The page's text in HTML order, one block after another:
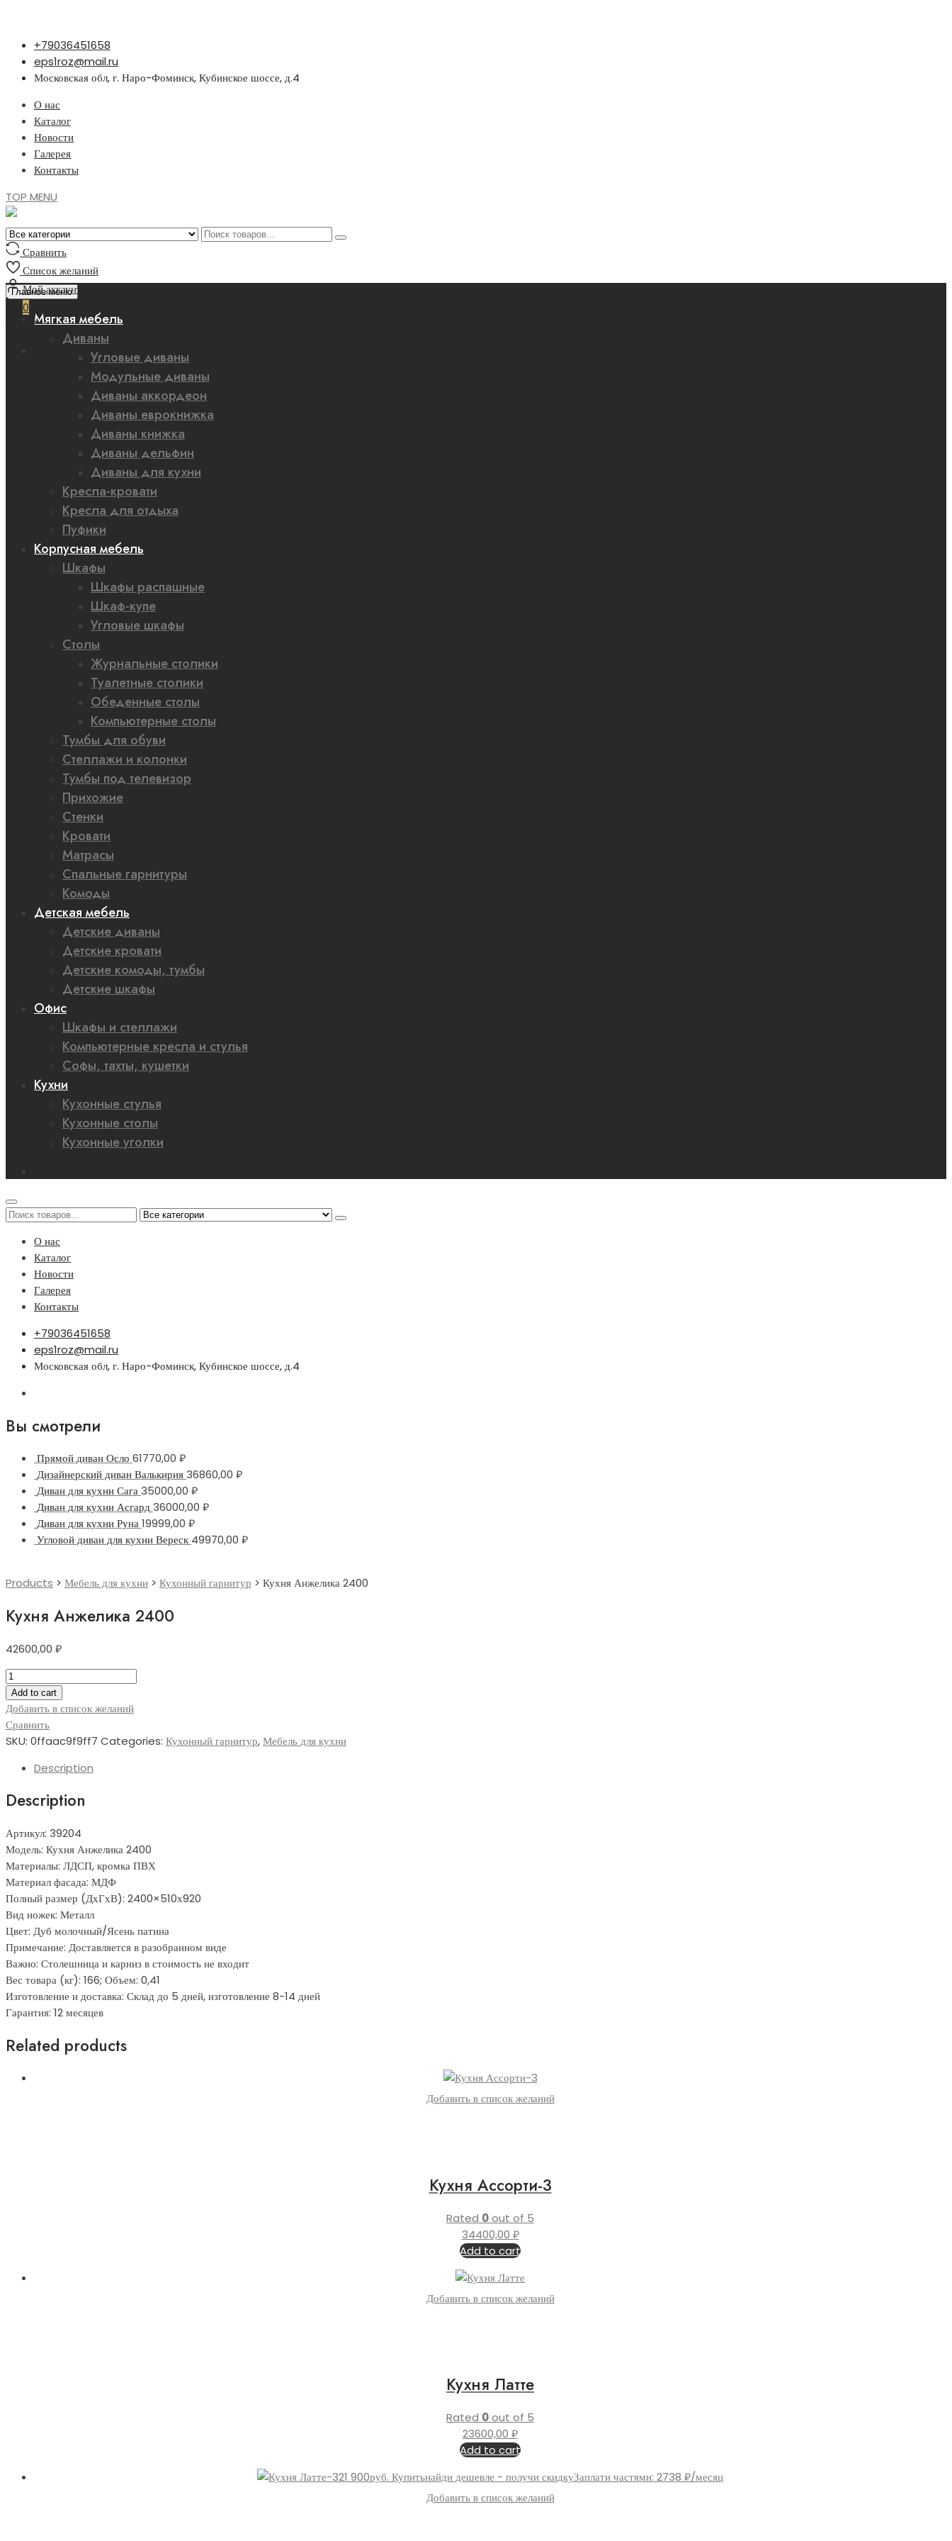
Перейти
содержимому
+79036451658
eps1roz@mail.ru
Московская обл, г. Наро-Фоминск, Кубинское шоссе, д.4
О нас
Каталог
Новости
Галерея
Контакты
TOP MENU
Сравнить
Список желаний
Мой аккаунт
0
0,00 ₽
Главное меню
Мягкая мебель
Диваны
Угловые диваны
Модульные диваны
Диваны аккордеон
Диваны еврокнижка
Диваны книжка
Диваны дельфин
Диваны для кухни
Кресла-кровати
Кресла для отдыха
Пуфики
Корпусная мебель
Шкафы
Шкафы распашные
Шкаф-купе
Угловые шкафы
Столы
Журнальные столики
Туалетные столики
Обеденные столы
Компьютерные столы
Тумбы для обуви
Стеллажи и колонки
Тумбы под телевизор
Прихожие
Стенки
Кровати
Матрасы
Спальные гарнитуры
Комоды
Детская мебель
Детские диваны
Детские кровати
Детские комоды, тумбы
Детские шкафы
Офис
Шкафы и стеллажи
Компьютерные кресла и стулья
Софы, тахты, кушетки
Кухни
Кухонные стулья
Кухонные столы
Кухонные уголки
О нас
Каталог
Новости
Галерея
Контакты
+79036451658
eps1roz@mail.ru
Московская обл, г. Наро-Фоминск, Кубинское шоссе, д.4
Вы смотрели
Прямой диван Осло 61770,00 ₽
Дизайнерский диван Валькирия36860,00 ₽
Диван для кухни Сага35000,00 ₽
Диван для кухни Асгард36000,00 ₽
Диван для кухни Руна19999,00 ₽
Угловой диван для кухни Вереск 49970,00 ₽
Products > Мебель для кухни > Кухонный гарнитур > Кухня Анжелика 2400
Кухня Анжелика 2400
42600,00 ₽
Кухня
Анжелика
2400
quantity
Add to cart
Добавить в список желаний
Сравнить
SKU: 0ffaac9f9ff7 Categories: Кухонный гарнитур,Мебель для кухни
Description
Description
Артикул: 39204
Модель: Кухня Анжелика 2400
Материалы: ЛДСП, кромка ПВХ
Материал фасада: МДФ
Полный размер (ДхГхВ): 2400×510х920
Вид ножек: Металл
Цвет: Дуб молочный/Ясень патина
Примечание: Доставляется в разобранном виде
Важно: Столешница и карниз в стоимость не входит
Вес товара (кг): 166; Объем: 0,41
Изготовление и доставка: Склад до 5 дней, изготовление 8-14 дней
Гарантия: 12 месяцев
Related products
Добавить в список желаний
Кухня Ассорти-3
Rated 0out of 5
34400,00 ₽
Add to cart
Добавить в список желаний
Кухня Латте
Rated 0out of 5
23600,00 ₽
Add to cart
Добавить в список желаний